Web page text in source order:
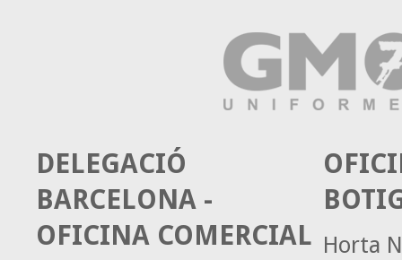
Horta
DELEGACIÓ
BARCELONA -
OFICINA COMERCIAL